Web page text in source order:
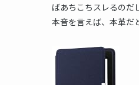
ばあちこちスレるのだ
本音を言えば、本革だ